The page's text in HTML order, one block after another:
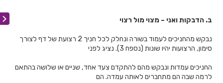
ב. הדבקות ואני – מצוי מול רצוי
נבקש מהחניכים לעמוד בשורה ונחלק לכל חניך 2 רצועת של דף לצורך
סימון, הרצועות יהיו שונות (נספח 3). נציג לפני
החניכים עמדות ונבקש מהם להתקדם צעד אחד, שניים או שלושה בהתאם
לרמה שבה הם מתחברים לאותה עמדה. הם